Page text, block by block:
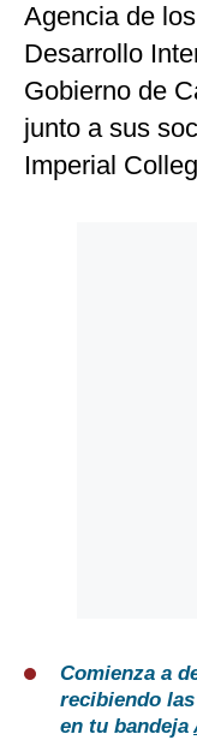
Agencia de
Desarrollo
Gobierno de
junto a sus
Imperial
Comienza a
recibiendo
en tu bandeja